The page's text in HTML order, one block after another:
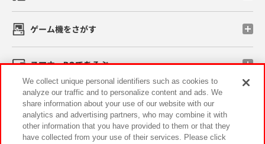
ゲーム機をさがす
スマホ・PCであそぶ
イベント・キャンペーン
We collect unique personal identifiers such as cookies to
analyze our traffic and to personalize content and ads. We
share information about your use of our website with our
analytics and advertising partners, who may combine it with
other information that you have provided to them or that they
have collected from your use of their services. Please click